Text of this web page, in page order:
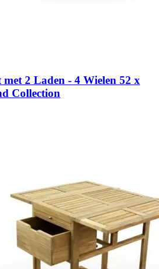
2 Laden - 4 Wielen 52 x
Collection